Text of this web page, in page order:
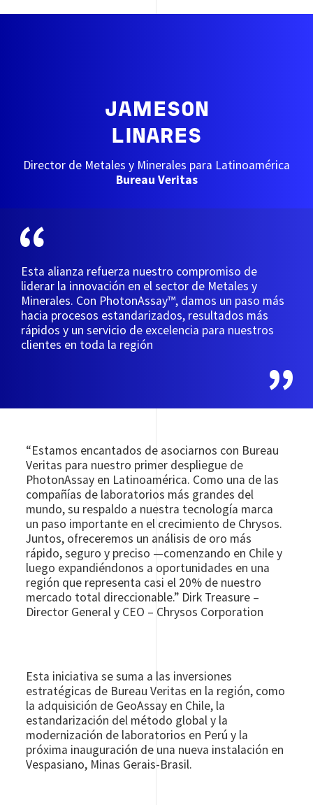
JAMESON
LINARES
Director de Metales y Minerales para Latinoamérica
Bureau Veritas
Esta alianza refuerza nuestro compromiso de
liderar la innovación en el sector de Metales y
Minerales. Con PhotonAssay™, damos un paso más
hacia procesos estandarizados, resultados más
rápidos y un servicio de excelencia para nuestros
clientes en toda la región
“Estamos encantados de asociarnos con Bureau
Veritas para nuestro primer despliegue de
PhotonAssay en Latinoamérica. Como una de las
compañías de laboratorios más grandes del
mundo, su respaldo a nuestra tecnología marca
un paso importante en el crecimiento de Chrysos.
Juntos, ofreceremos un análisis de oro más
rápido, seguro y preciso —comenzando en Chile y
luego expandiéndonos a oportunidades en una
región que representa casi el 20% de nuestro
mercado total direccionable.” Dirk Treasure –
Director General y CEO – Chrysos Corporation
Esta iniciativa se suma a las inversiones
estratégicas de Bureau Veritas en la región, como
la adquisición de GeoAssay en Chile, la
estandarización del método global y la
modernización de laboratorios en Perú y la
próxima inauguración de una nueva instalación en
Vespasiano, Minas Gerais-Brasil.